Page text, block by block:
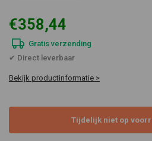
€358,44
Gratis verzending
✔ Direct leverbaar
Bekijk productinformatie >
Tijdelijk niet op